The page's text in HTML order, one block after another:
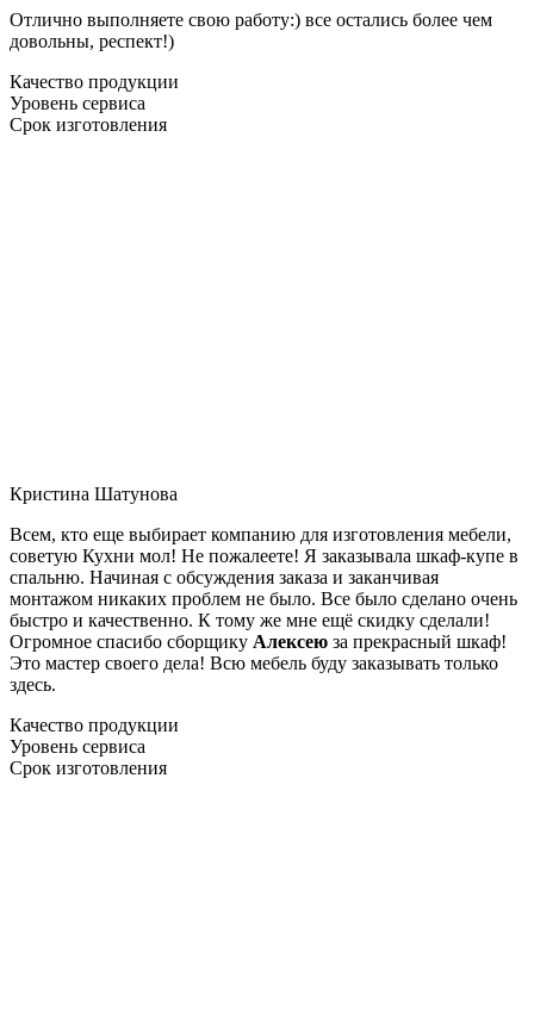
Отлично выполняете свою работу:) все остались более чем
довольны, респект!)
Качество продукции
Уровень сервиса
Срок изготовления
Кристина Шатунова
Всем, кто еще выбирает компанию для изготовления мебели,
советую Кухни мол! Не пожалеете! Я заказывала шкаф-купе в
спальню. Начиная с обсуждения заказа и заканчивая
монтажом никаких проблем не было. Все было сделано очень
быстро и качественно. К тому же мне ещё скидку сделали!
Огромное спасибо сборщику Алексею за прекрасный шкаф!
Это мастер своего дела! Всю мебель буду заказывать только
здесь.
Качество продукции
Уровень сервиса
Срок изготовления